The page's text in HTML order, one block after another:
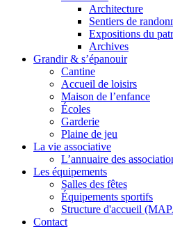
Architecture
Sentiers de
Expositions du
Archives
Grandir & s’épanouir
Cantine
Accueil de loisirs
Maison de l’enfance
Écoles
Garderie
Plaine de jeu
La vie associative
L’annuaire des
Les équipements
Salles des fêtes
Équipements sportifs
Structure d'accueil
Contact